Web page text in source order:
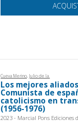
Cueva Merino, Julio de la.
Los mejores
Comunista de
catolicismo en
(1956-1976)
2023 - Marcial Pons Ediciones